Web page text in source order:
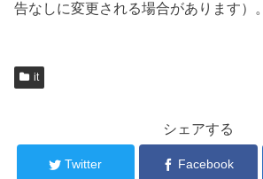
告なしに変更される場合があります）。
it
シェアする
Twitter Facebook